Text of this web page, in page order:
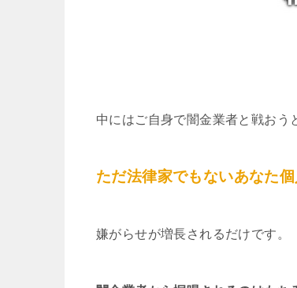
中にはご自身で闇金業者と戦おう
ただ法律家でもないあなた
嫌がらせが増長されるだけです。